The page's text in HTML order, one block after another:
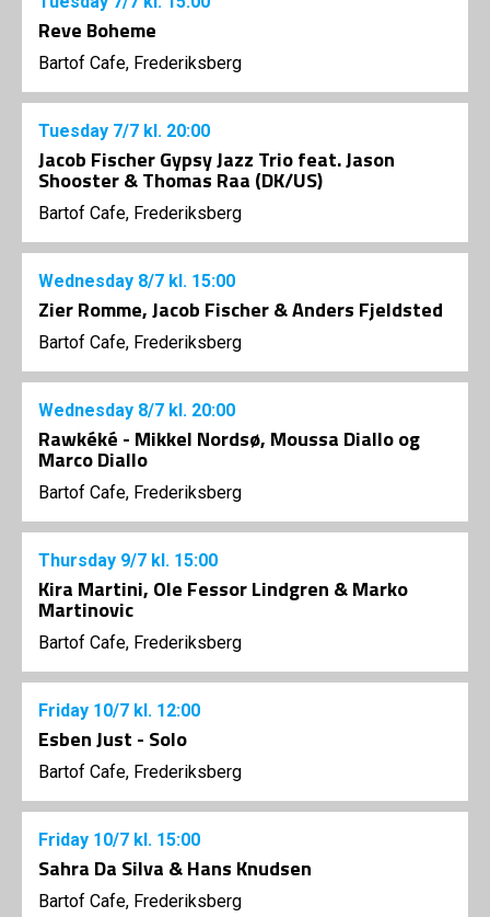
Reve Boheme
Bartof Cafe, Frederiksberg
Tuesday 7/7 kl. 20:00
Jacob Fischer Gypsy Jazz Trio feat. Jason
Shooster & Thomas Raa (DK/US)
Bartof Cafe, Frederiksberg
Wednesday 8/7 kl. 15:00
Zier Romme, Jacob Fischer & Anders Fjeldsted
Bartof Cafe, Frederiksberg
Wednesday 8/7 kl. 20:00
Rawkéké - Mikkel Nordsø, Moussa Diallo og
Marco Diallo
Bartof Cafe, Frederiksberg
Thursday 9/7 kl. 15:00
Kira Martini, Ole Fessor Lindgren & Marko
Martinovic
Bartof Cafe, Frederiksberg
Friday 10/7 kl. 12:00
Esben Just - Solo
Bartof Cafe, Frederiksberg
Friday 10/7 kl. 15:00
Sahra Da Silva & Hans Knudsen
Bartof Cafe, Frederiksberg